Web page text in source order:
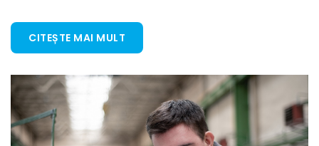
CITEȘTE MAI MULT